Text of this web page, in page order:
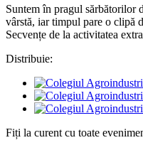
Suntem în pragul sărbătorilor
vârstă, iar timpul pare o clipă
Secvențe de la activitatea
Distribuie:
Fiți la curent cu toate